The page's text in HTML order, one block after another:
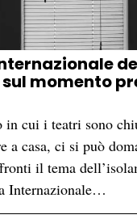
momento
in cui i teatri sono
a casa, ci si può
il tema
Internazionale…